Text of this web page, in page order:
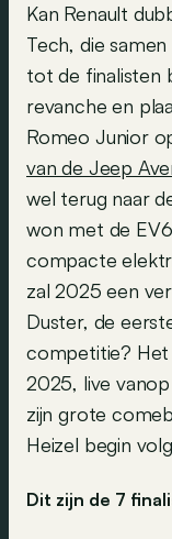
Kan Renault
Tech, die
tot de finalisten
revanche en
Romeo Junior
van de Jeep
wel terug naar
won met de
compacte
zal 2025 een
Duster, de
competitie? Het
2025, live vanop
zijn grote
Heizel begin
Dit zijn de 7